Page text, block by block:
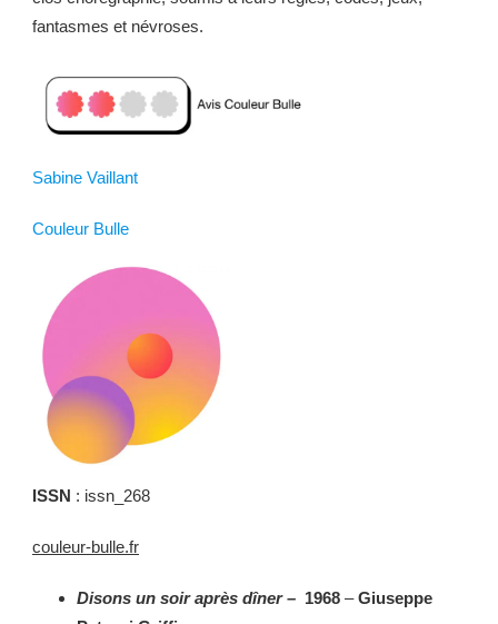
fantasmes et névroses.
Sabine Vaillant
Couleur Bulle
ISSN : issn_268
couleur-bulle.fr
Disons un soir après dîner– 1968 –Giuseppe